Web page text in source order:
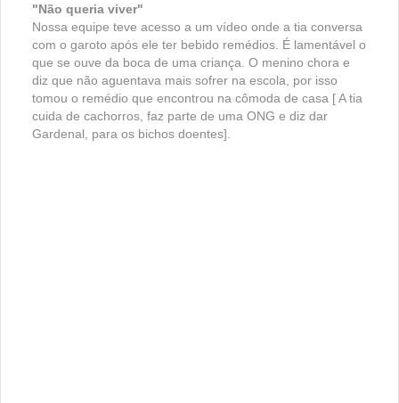
"Não queria viver"
Nossa equipe teve acesso a um vídeo onde a tia conversa
com o garoto após ele ter bebido remédios. É lamentável o
que se ouve da boca de uma criança. O menino chora e
diz que não aguentava mais sofrer na escola, por isso
tomou o remédio que encontrou na cômoda de casa [ A tia
cuida de cachorros, faz parte de uma ONG e diz dar
Gardenal, para os bichos doentes].